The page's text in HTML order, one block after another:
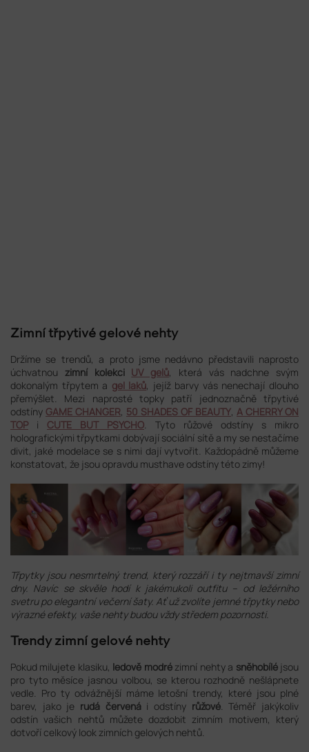
Zimní třpytivé gelové nehty
Držíme se trendů, a proto jsme nedávno představili naprosto
úchvatnou zimní kolekci UV gelů, která vás nadchne svým
dokonalým třpytem a gel laků, jejíž barvy vás nenechají dlouho
přemýšlet. Mezi naprosté topky patří jednoznačně třpytivé
odstíny GAME CHANGER, 50 SHADES OF BEAUTY, A CHERRY ON
TOP i CUTE BUT PSYCHO. Tyto růžové odstíny s mikro
holografickými třpytkami dobývají sociální sítě a my se nestačíme
divit, jaké modelace se s nimi dají vytvořit. Každopádně můžeme
konstatovat, že jsou opravdu musthave odstíny této zimy!
Třpytky jsou nesmrtelný trend, který rozzáří i ty nejtmavší zimní
dny. Navíc se skvěle hodí k jakémukoli outfitu – od ležérního
svetru po elegantní večerní šaty. Ať už zvolíte jemné třpytky nebo
výrazné efekty, vaše nehty budou vždy středem pozornosti.
Trendy zimní gelové nehty
Pokud milujete klasiku, ledově modrézimní nehty a sněhobíléjsou
pro tyto měsíce jasnou volbou, se kterou rozhodně nešlápnete
vedle. Pro ty odvážnější máme letošní trendy, které jsou plné
barev, jako je rudá červenái odstíny růžové. Téměř jakýkoliv
odstín vašich nehtů můžete dozdobit zimním motivem, který
dotvoří celkový look zimních gelových nehtů.